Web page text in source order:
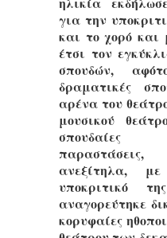
για την
και το χορό
έτσι τον
σπουδών,
δραματικές
αρένα του
μουσικού
σπουδαίες
ανεξίτηλα,
υποκριτικό
αναγορεύτηκε
κορυφαίες